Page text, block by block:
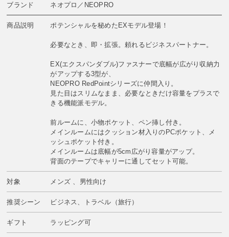
ブランド ネオプロ／NEOPRO
商品説明 ポテンシャルを秘めたEXモデル登場！
必要なとき、即・拡張。頼れるビジネスパートナー。
EX(エクスパンダブル)ファスナーで底幅が広がり収納力
がアップする3型が、
NEOPRO RedPointシリーズに仲間入り。
見た目はスリムなまま、必要なときだけ容量をプラスで
きる機能派モデル。
前ルームに、小物ポケット、ペン挿し付き。
メインルームにはクッション材入りのPCポケット、メ
ッシュポケット付き。
メインルームは底幅が5cm広がり容量がアップ。
背面のテープでキャリーに通してセット可能。
対象 メンズ 、男性向け
推奨シーン ビジネス、トラベル（旅行）
ギフト ラッピング可